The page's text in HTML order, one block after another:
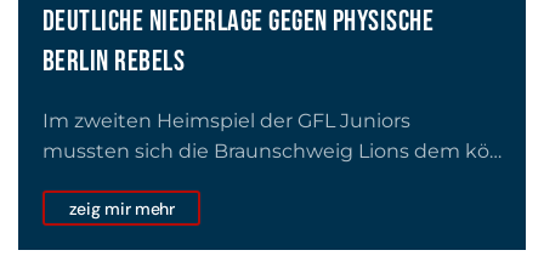
DEUTLICHE NIEDERLAGE GEGEN PHYSISCHE
BERLIN REBELS
Im zweiten Heimspiel der GFL Juniors
mussten sich die Braunschweig Lions dem kö…
zeig mir mehr